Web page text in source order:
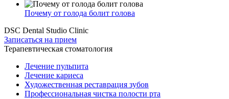
Почему от голода болит голова
DSC Dental Studio Clinic
Записаться на прием
Терапевтическая стоматология
Лечение пульпита
Лечение кариеса
Художественная реставрация зубов
Профессиональная чистка полости рта